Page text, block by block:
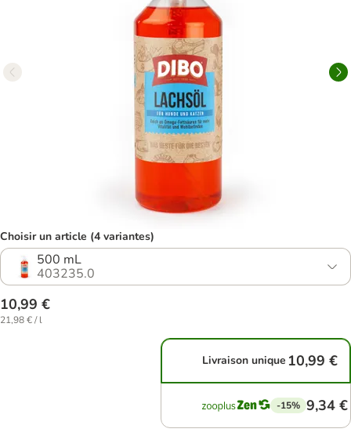
Choisir un article (4 variantes)
500 mL
403235.0
10,99 €
21,98 € / l
Livraison unique 10,99 €
-15% 9,34 €